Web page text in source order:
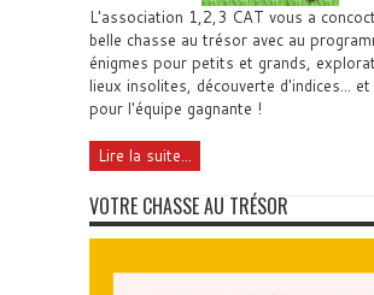
L'association 1,2,3 CAT vous a
belle chasse au trésor avec au
énigmes pour petits et grands,
lieux insolites, découverte d'indices...
pour l'équipe gagnante !
Lire la suite...
VOTRE CHASSE AU TRÉSOR